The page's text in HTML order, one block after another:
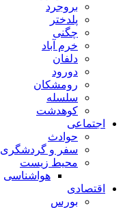
بروجرد
پلدختر
چگنی
خرم آباد
دلفان
دورود
رومشکان
سلسله
کوهدشت
اجتماعی
حوادث
سفر و گردشگری
محیط زیست
هواشناسی
اقتصادی
بورس